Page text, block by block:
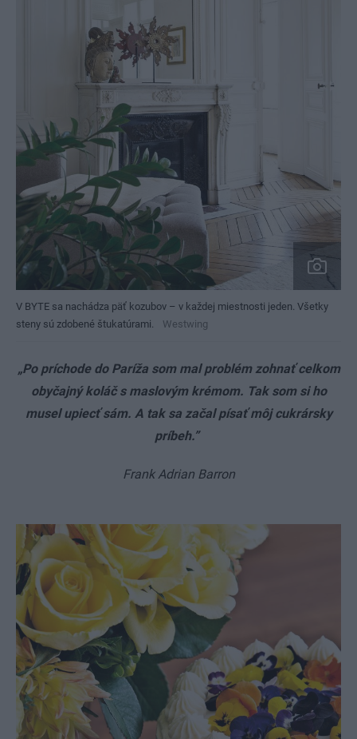
V BYTE sa nachádza päť kozubov – v každej miestnosti jeden. Všetky
steny sú zdobené štukatúrami.
Westwing
„Po príchode do Paríža som mal problém zohnať celkom
obyčajný koláč s maslovým krémom. Tak som si ho
musel upiecť sám. A tak sa začal písať môj cukrársky
príbeh.”
Frank Adrian Barron